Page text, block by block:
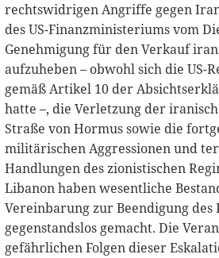
rechtswidrigen Angriffe gegen
des US-Finanzministeriums vom
Genehmigung für den Verkauf
aufzuheben – obwohl sich die US-
gemäß Artikel 10 der
hatte –, die Verletzung der
Straße von Hormus sowie die
militärischen Aggressionen und
Handlungen des zionistischen
Libanon haben wesentliche
Vereinbarung zur Beendigung des
gegenstandslos gemacht. Die
gefährlichen Folgen dieser